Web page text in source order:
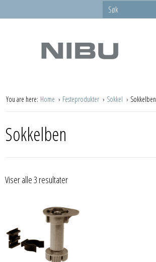
You are here: Home Festeprodukter Sokkel Sokkelben
Sokkelben
Viser alle 3 resultater